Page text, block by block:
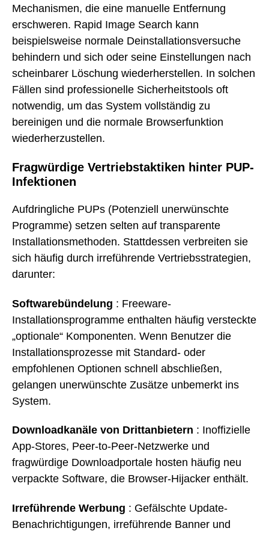
Mechanismen, die eine manuelle Entfernung
erschweren. Rapid Image Search kann
beispielsweise normale Deinstallationsversuche
behindern und sich oder seine Einstellungen nach
scheinbarer Löschung wiederherstellen. In solchen
Fällen sind professionelle Sicherheitstools oft
notwendig, um das System vollständig zu
bereinigen und die normale Browserfunktion
wiederherzustellen.
Fragwürdige Vertriebstaktiken hinter PUP-
Infektionen
Aufdringliche PUPs (Potenziell unerwünschte
Programme) setzen selten auf transparente
Installationsmethoden. Stattdessen verbreiten sie
sich häufig durch irreführende Vertriebsstrategien,
darunter:
Softwarebündelung : Freeware-
Installationsprogramme enthalten häufig versteckte
„optionale“ Komponenten. Wenn Benutzer die
Installationsprozesse mit Standard- oder
empfohlenen Optionen schnell abschließen,
gelangen unerwünschte Zusätze unbemerkt ins
System.
Downloadkanäle von Drittanbietern : Inoffizielle
App-Stores, Peer-to-Peer-Netzwerke und
fragwürdige Downloadportale hosten häufig neu
verpackte Software, die Browser-Hijacker enthält.
Irreführende Werbung : Gefälschte Update-
Benachrichtigungen, irreführende Banner und